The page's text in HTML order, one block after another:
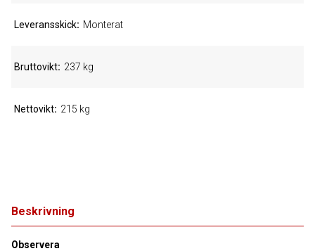
Beskrivning
Observera
Leveransskick Monterat
Bruttovikt 237 kg
Nettovikt 215 kg